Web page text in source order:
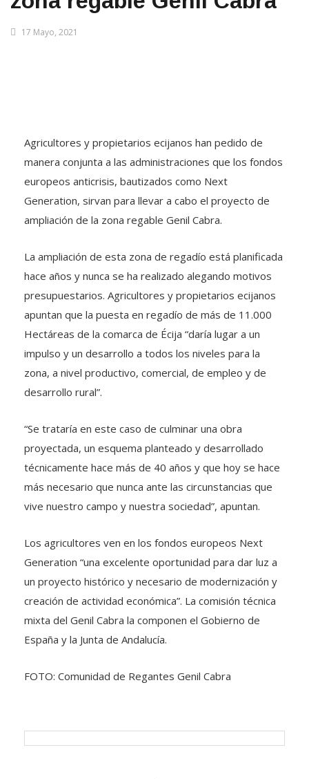
17 Mayo, 2021
Agricultores y propietarios ecijanos han pedido de
manera conjunta a las administraciones que los fondos
europeos anticrisis, bautizados como Next
Generation, sirvan para llevar a cabo el proyecto de
ampliación de la zona regable Genil Cabra.
La ampliación de esta zona de regadío está planificada
hace años y nunca se ha realizado alegando motivos
presupuestarios. Agricultores y propietarios ecijanos
apuntan que la puesta en regadío de más de 11.000
Hectáreas de la comarca de Écija “daría lugar a un
impulso y un desarrollo a todos los niveles para la
zona, a nivel productivo, comercial, de empleo y de
desarrollo rural”.
“Se trataría en este caso de culminar una obra
proyectada, un esquema planteado y desarrollado
técnicamente hace más de 40 años y que hoy se hace
más necesario que nunca ante las circunstancias que
vive nuestro campo y nuestra sociedad”, apuntan.
Los agricultores ven en los fondos europeos Next
Generation “una excelente oportunidad para dar luz a
un proyecto histórico y necesario de modernización y
creación de actividad económica”. La comisión técnica
mixta del Genil Cabra la componen el Gobierno de
España y la Junta de Andalucía.
FOTO: Comunidad de Regantes Genil Cabra